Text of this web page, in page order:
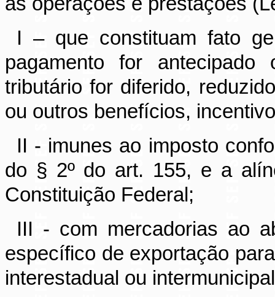
I – que constituam fato
pagamento for
tributário for diferido,
ou outros benefícios,
II - imunes ao imposto
do § 2º do art. 155, e a
Constituição Federal;
III - com mercadorias ao
específico de exportação
interestadual ou